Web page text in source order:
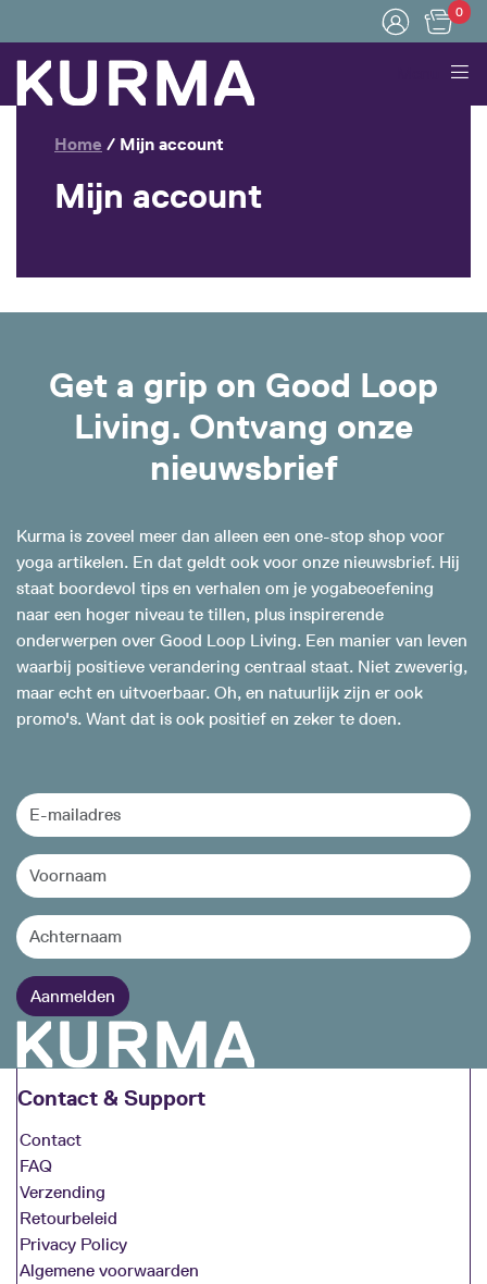
0
Home / Mijn account
Mijn account
Get a grip on Good Loop
Living. Ontvang onze
nieuwsbrief
Kurma is zoveel meer dan alleen een one-stop shop voor
yoga artikelen. En dat geldt ook voor onze nieuwsbrief. Hij
staat boordevol tips en verhalen om je yogabeoefening
naar een hoger niveau te tillen, plus inspirerende
onderwerpen over Good Loop Living. Een manier van leven
waarbij positieve verandering centraal staat. Niet zweverig,
maar echt en uitvoerbaar. Oh, en natuurlijk zijn er ook
promo's. Want dat is ook positief en zeker te doen.
Contact & Support
Contact
FAQ
Verzending
Retourbeleid
Privacy Policy
Algemene voorwaarden